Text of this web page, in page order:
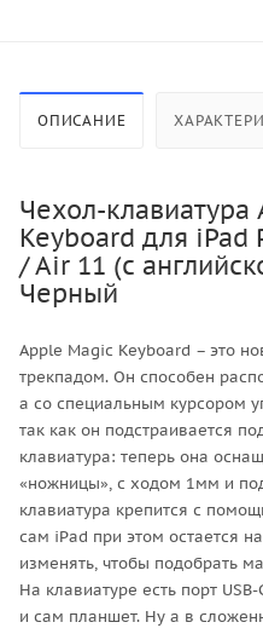
ОПИСАНИЕ
Чехол-клавиатура
Keyboard для iPad
/ Air 11 (с
Черный
Apple Magic Keyboard – это
трекпадом. Он способен
а со специальным курсором
так как он подстраивается
клавиатура: теперь она
«ножницы», с ходом 1мм и
клавиатура крепится с
сам iPad при этом остается
изменять, чтобы подобрать
На клавиатуре есть порт
и сам планшет. Ну а в